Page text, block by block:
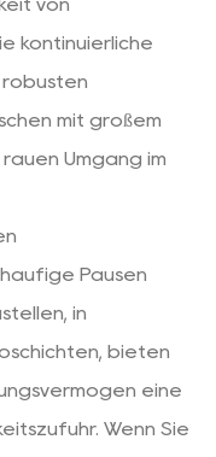
von
kontinuierliche
robusten
mit großem
Umgang im
Pausen
in
bieten
eine
Wenn Sie